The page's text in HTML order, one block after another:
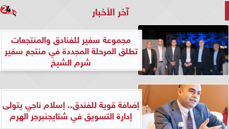
آخر الأخبار
مجموعة سفير للفنادق والمنتجعات
تطلق المرحلة المجددة في منتجع سفير
شرم الشيخ
إضافة قوية للفندق.. إسلام ناجي يتولى
إدارة التسويق في شتايجنبرجر الهرم